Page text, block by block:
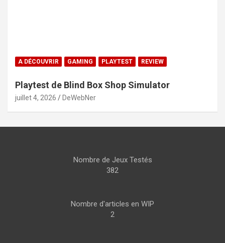
A DÉCOUVRIR GAMING PLAYTEST REVIEW
Playtest de Blind Box Shop Simulator
juillet 4, 2026 DeWebNer
Nombre de Jeux Testés
382
Nombre d'articles en WIP
2